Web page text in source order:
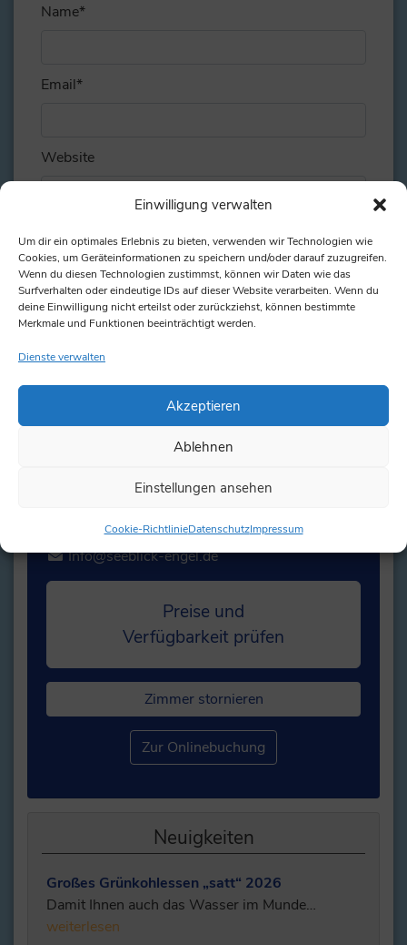
Einwilligung verwalten
Um dir ein optimales Erlebnis zu bieten, verwenden wir Technologien wie
Cookies, um Geräteinformationen zu speichern und/oder darauf zuzugreifen.
Wenn du diesen Technologien zustimmst, können wir Daten wie das
Surfverhalten oder eindeutige IDs auf dieser Website verarbeiten. Wenn du
deine Einwilligung nicht erteilst oder zurückziehst, können bestimmte
Merkmale und Funktionen beeinträchtigt werden.
Dienste verwalten
Akzeptieren
Ablehnen
Einstellungen ansehen
Cookie-RichtlinieDatenschutzImpressum
Name*
Email*
Website
eingegebenen Daten und meine IP-Adresse zum
Zweck der Spamvermeidung durch das Programm
Akismetin den USA überprüft und gespeichert
werden.
+49 4322 699090
Info@seeblick-engel.de
Preise und
Verfügbarkeit prüfen
Zimmer stornieren
Zur Onlinebuchung
Neuigkeiten
Großes Grünkohlessen „satt“ 2026
Damit Ihnen auch das Wasser im Munde…
weiterlesen